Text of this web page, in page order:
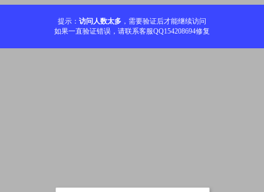
提示： 访问人数太多 ，需要验证后才能继续访问
如果一直验证错误，请联系客服QQ154208694修复